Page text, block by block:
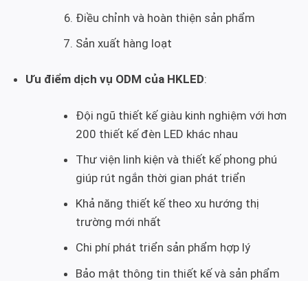
Điều chỉnh và hoàn thiện sản phẩm
Sản xuất hàng loạt
Ưu điểm dịch vụ ODM của HKLED:
Đội ngũ thiết kế giàu kinh nghiệm với hơn
200 thiết kế đèn LED khác nhau
Thư viện linh kiện và thiết kế phong phú
giúp rút ngắn thời gian phát triển
Khả năng thiết kế theo xu hướng thị
trường mới nhất
Chi phí phát triển sản phẩm hợp lý
Bảo mật thông tin thiết kế và sản phẩm